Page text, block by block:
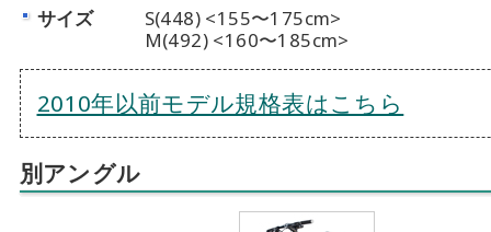
サイズ
S(448) <155〜175cm>
M(492) <160〜185cm>
2010年以前モデル規格表はこちら
別アングル